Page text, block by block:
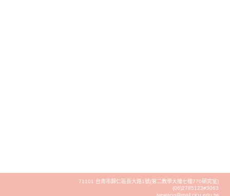
71101 台南市歸仁區長大路1號(第二教學大樓七樓770研究室)
(06)2785123#3063